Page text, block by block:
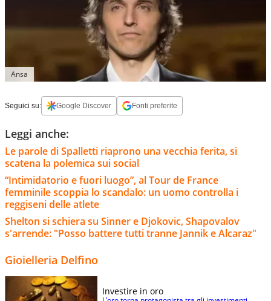
Ansa
Seguici su: Google Discover Fonti preferite
Leggi anche:
Le parole di Spalletti riaprono una vecchia ferita, si
scatena la polemica sui social
“Intimidatorio e fuori luogo”, al Tour de France
femminile scoppia lo scandalo: un uomo controlla i
reggiseni delle atlete
Shelton si schiera su Sinner e Djokovic, Shapovalov
s'arrende: "Posso battere tutti tranne Jannik e Alcaraz"
Gioielleria Delfino
Investire in oro